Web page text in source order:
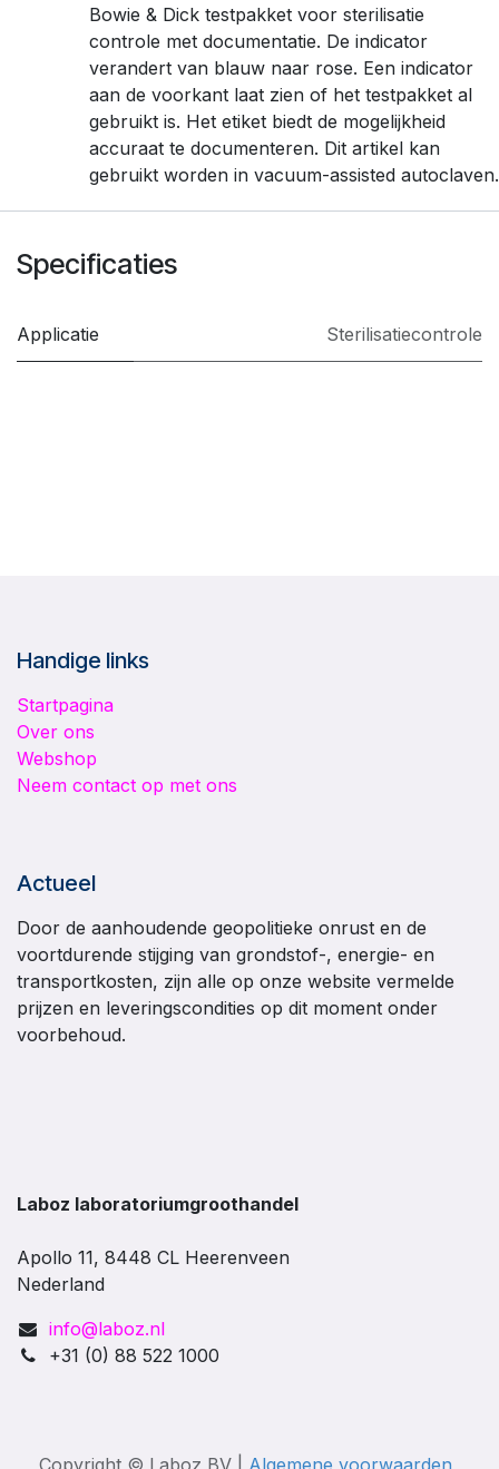
Bowie & Dick testpakket voor sterilisatie
controle met documentatie. De indicator
verandert van blauw naar rose. Een indicator
aan de voorkant laat zien of het testpakket al
gebruikt is. Het etiket biedt de mogelijkheid
accuraat te documenteren. Dit artikel kan
gebruikt worden in vacuum-assisted autoclaven.
Specificaties
Applicatie Sterilisatiecontrole
Handige links
Startpagina
Over ons
Webshop
Neem contact op met ons
Actueel
Door de aanhoudende geopolitieke onrust en de
voortdurende stijging van grondstof-, energie- en
transportkosten, zijn alle op onze website vermelde
prijzen en leveringscondities op dit moment onder
voorbehoud.
Laboz laboratoriumgroothandel
Apollo 11, 8448 CL Heerenveen
Nederland
info@laboz.nl
+31 (0) 88 522 1000
Copyright © Laboz BV | Algemene voorwaarden